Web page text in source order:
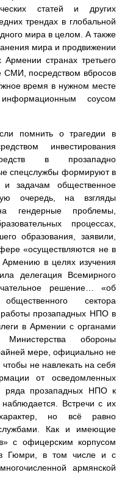
статей и других
трендах в глобальной
мира в целом. А также
мира и продвижении
странах третьего
СМИ, посредством вбросов
время в нужном месте
соусом
помнить о трагедии в
инвестирования
в прозападно
спецслужбы формируют в
задачам общественное
очередь, на взгляды
гендерные проблемы,
процессах,
образования, заявили,
«осуществляются не в
в целях изучения
делегация Всемирного
решение… «об
сектора
прозападных НПО в
в Армении с органами
обороны
мере, официально не
не навлекать на себя
от осведомленных
ряда прозападных НПО к
Встречи с их
но всё равно
Как и имеющие
с офицерским корпусом
в Гюмри, в том числе и с
армянской